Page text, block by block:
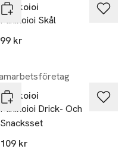
Minikoioi
Minikoioi Skål
99 kr
Minikoioi
Minikoioi Drick- Och
Snacksset
109 kr